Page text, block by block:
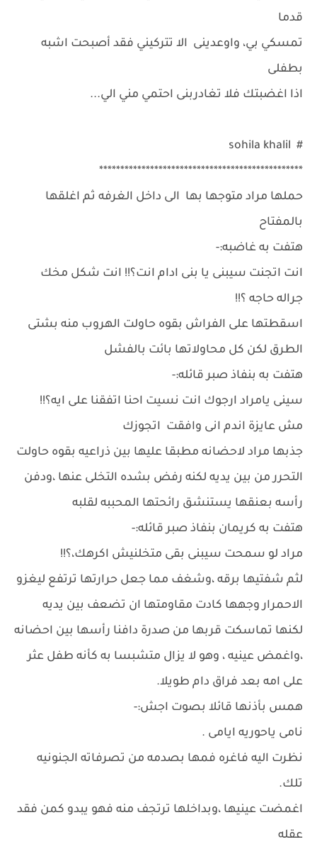
قدما
تمسكي بي، واوعدينى الا تتركيني فقد أصبحت اشبه
بطفلى
اذا اغضبتك فلا تغادربنى احتمي مني الي...
# sohila khalil
************************************************
حملها مراد متوجها بها الى داخل الغرفه ثم اغلقها
بالمفتاح
هتفت به غاضبه:-
انت اتجنت سيبنى يا بنى ادام انت؟!! انت شكل مخك
جراله حاجه ؟!!
اسقطتها على الفراش بقوه حاولت الهروب منه بشتى
الطرق لكن كل محاولاتها بائت بالفشل
هتفت به بنفاذ صبر قائله:-
سينى يامراد ارجوك انت نسيت احنا اتفقنا على ايه؟!!
مش عايزة اندم انى وافقت اتجوزك
جذبها مراد لاحضانه مطبقا عليها بين ذراعيه بقوه حاولت
التحرر من بين يديه لكنه رفض بشده التخلى عنها ،ودفن
رأسه بعنقها يستنشق رائحتها المحببه لقلبه
هتفت به كريمان بنفاذ صبر قائله:-
مراد لو سمحت سيبنى بقى متخلنيش اكرهك،؟!!
لثم شفتيها برقه ،وشغف مما جعل حرارتها ترتفع ليغزو
الاحمرار وجهها كادت مقاومتها ان تضعف بين يديه
لكنها تماسكت قربها من صدرة دافنا رأسها بين احضانه
،واغمض عينيه ، وهو لا يزال متشبسا به كأنه طفل عثر
على امه بعد فراق دام طويلا.
همس بأذنها قائلا بصوت اجش:-
نامى ياحوريه ايامى .
نظرت اليه فاغره فمها بصدمه من تصرفاته الجنونيه
تلك.
اغمضت عينيها ،وبداخلها ترتجف منه فهو يبدو كمن فقد
عقله